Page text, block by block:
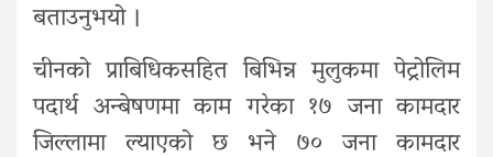
बताउनुभयो ।
चीनको प्राबिधिकसहित बिभिन्न मुलुकमा पेट्रोलिम
पदार्थ अन्बेषणमा काम गरेका १७ जना कामदार
जिल्लामा ल्याएको छ भने ७० जना कामदार